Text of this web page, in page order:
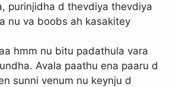
purinjidha d thevdiya thevdiya
nu va boobs ah kasakitey
hmm nu bitu padathula vara
Avala paathu ena paaru d
sunni venum nu keynju d